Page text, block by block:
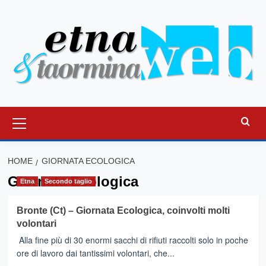
principale
HOME GIORNATA ECOLOGICA
Giornata Ecologica
Etna Secondo taglio
Bronte (Ct) – Giornata Ecologica, coinvolti molti
volontari
Alla fine più di 30 enormi sacchi di rifiuti raccolti solo in poche
ore di lavoro dai tantissimi volontari, che...